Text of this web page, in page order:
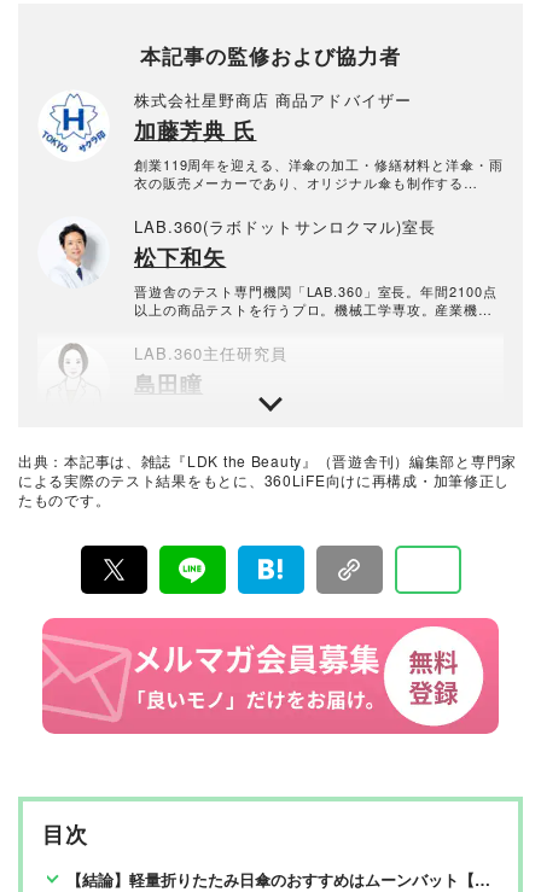
本記事の監修および協力者
株式会社星野商店 商品アドバイザー
加藤芳典 氏
創業119周年を迎える、洋傘の加工・修繕材料と洋傘・雨
衣の販売メーカーであり、オリジナル傘も制作する
LAB.360(ラボドットサンロクマル)室長
松下和矢
晋遊舎のテスト専門機関「LAB.360」室長。年間2100点
以上の商品テストを行うプロ。機械工学専攻。産業機械
を経て、民間の試験機関で多くの商品テストに従事。テ
スト方法の立案から試験デザイン、試験装置の製作、テ
スト実施まで一貫した商品テストを手がける。日用雑貨
品や家電製品が専門。テスト方法の妥当性を担保しつ
つ、誰が見ても一目で結果が分かるビジュアル性を伴う
LAB.360主任研究員
島田瞳
晋遊舎のテスト専門機関「LAB.360」主任研究員。年間3
キンケア・メイクアップ化粧品、家電製品など美容関連
の試験に約15年携わり、ヒト肌に関わる計測・評価を行
う。メーカーや出版社からの依頼試験に従事し、ユニー
評価を心がけている。
LDK the Beauty＋編集部
コスメのほか、インナーやファッションを数多く担当。
かつては「オシャレはガマン」と信じてきましたが、今
は「ラクもキレイも諦めない」を軸に商品をテスト！読
者の皆さまにわかりやすくお届けします。
LDK the Beauty編集部
『LDK the Beauty』は2015年8月19日に発刊、晋遊舎か
ら毎月22日に発行されている「世界でただ1つ、コスメを
本音で評価する雑誌」および、美容情報のおすすめメデ
ィアです。コスメやスキンケア製品を多角的に検証し、
『LDK』と同様、メーカーに忖度する事なく、編集部と
出典：本記事は、雑誌『LDK the Beauty』（晋遊舎刊）編集部と専門家
による実際のテスト結果をもとに、360LiFE向けに再構成・加筆修正し
たものです。
目次
【結論】軽量折りたたみ日傘のおすすめはムーンバット【LDKが検証】